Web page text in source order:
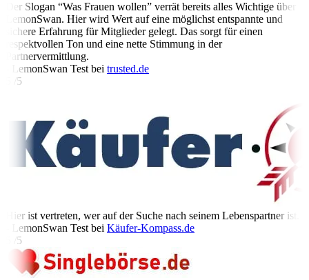
Der Slogan “Was Frauen wollen” verrät bereits alles Wichtige über
LemonSwan. Hier wird Wert auf eine möglichst entspannte und
sichere Erfahrung für Mitglieder gelegt. Das sorgt für einen
respektvollen Ton und eine nette Stimmung in der
Partnervermittlung.
- LemonSwan Test bei trusted.de
5 /5
Hier ist vertreten, wer auf der Suche nach seinem Lebenspartner ist.
- LemonSwan Test bei Käufer-Kompass.de
5 /5